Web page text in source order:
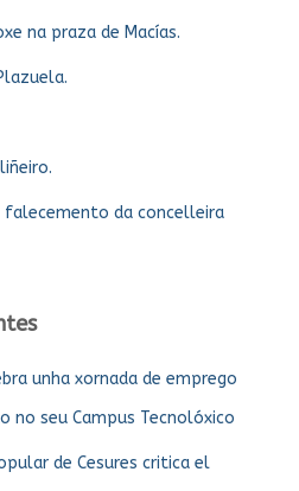
na praza de Macías.
falecemento da concelleira
unha xornada de emprego
no seu Campus Tecnolóxico
de Cesures critica el